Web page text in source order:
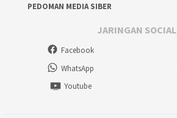
PEDOMAN MEDIA SIBER
JARINGAN SOCIAL
Facebook
WhatsApp
Youtube